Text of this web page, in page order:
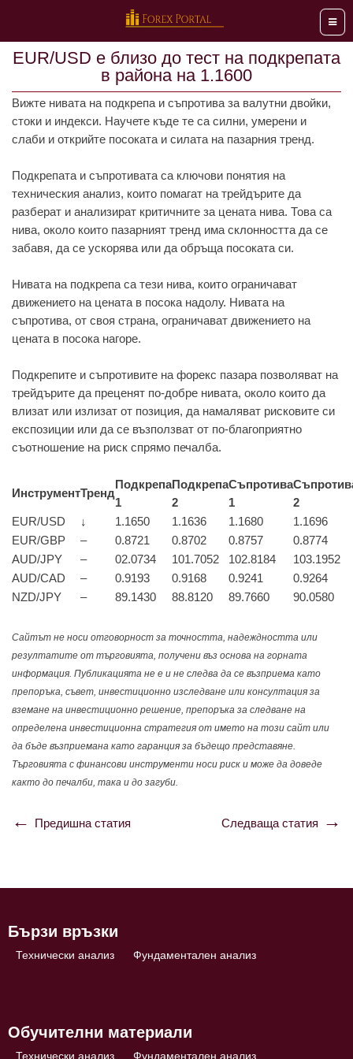
Меню
EUR/USD е близо до тест на подкрепата
в района на 1.1600
Вижте нивата на подкрепа и съпротива за валутни двойки,
стоки и индекси. Научете къде те са силни, умерени и
слаби и открийте посоката и силата на пазарния тренд.
Подкрепата и съпротивата са ключови понятия на
техническия анализ, които помагат на трейдърите да
разберат и анализират критичните за цената нива. Това са
нива, около които пазарният тренд има склонността да се
забавя, да се ускорява или да обръща посоката си.
Нивата на подкрепа са тези нива, които ограничават
движението на цената в посока надолу. Нивата на
съпротива, от своя страна, ограничават движението на
цената в посока нагоре.
Подкрепите и съпротивите на форекс пазара позволяват на
трейдърите да преценят по-добре нивата, около които да
влизат или излизат от позиция, да намаляват рисковите си
експозиции или да се възползват от по-благоприятно
съотношение на риск спрямо печалба.
ИнструментТренд
Подкрепа
1
Подкрепа
2
Съпротива
1
2
EUR/USD
↓ 1.1650 1.1636 1.1680
1.1696
EUR/GBP
– 0.8721 0.8702 0.8757
0.8774
AUD/JPY
– 02.0734 101.7052 102.8184
103.1952
AUD/CAD
– 0.9193 0.9168 0.9241
0.9264
NZD/JPY
– 89.1430 88.8120 89.7660 90.0580
Сайтът не носи отговорност за точността, надеждността или
резултатите от търговията, получени въз основа на горната
информация. Публикацията не е и не следва да се възприема като
препоръка, съвет, инвестиционно изследване или консултация за
вземане на инвестиционно решение, препоръка за следване на
определена инвестиционна стратегия от името на този сайт или
да бъде възприемана като гаранция за бъдещо представяне.
Търговията с финансови инструменти носи риск и може да доведе
както до печалби, така и до загуби.
Навигация
Предишна статия Следваща статия
Бързи връзки
Технически анализ Фундаментален анализ
Обучителни материали
Технически анализ Фундаментален анализ